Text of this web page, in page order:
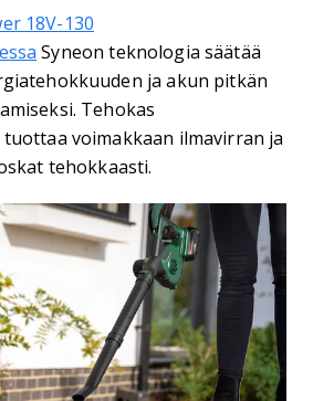
18V-130
Syneon teknologia säätää
ja akun pitkän
Tehokas
voimakkaan ilmavirran ja
tehokkaasti.